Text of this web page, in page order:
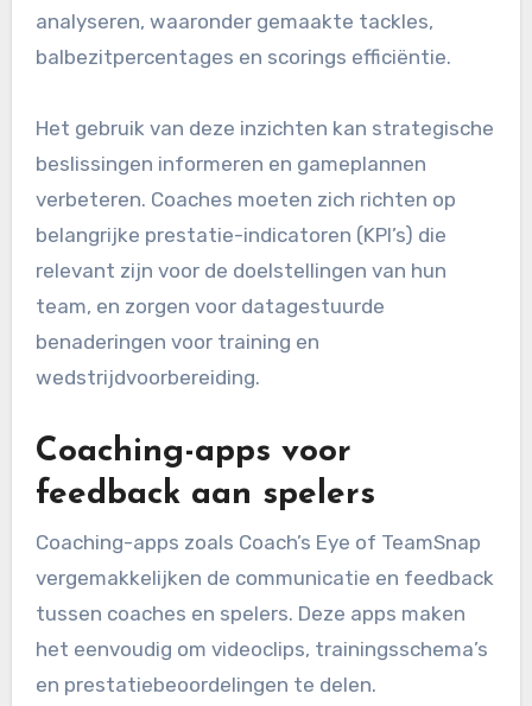
analyseren, waaronder gemaakte tackles,
balbezitpercentages en scorings efficiëntie.
Het gebruik van deze inzichten kan strategische
beslissingen informeren en gameplannen
verbeteren. Coaches moeten zich richten op
belangrijke prestatie-indicatoren (KPI’s) die
relevant zijn voor de doelstellingen van hun
team, en zorgen voor datagestuurde
benaderingen voor training en
wedstrijdvoorbereiding.
Coaching-apps voor
feedback aan spelers
Coaching-apps zoals Coach’s Eye of TeamSnap
vergemakkelijken de communicatie en feedback
tussen coaches en spelers. Deze apps maken
het eenvoudig om videoclips, trainingsschema’s
en prestatiebeoordelingen te delen.